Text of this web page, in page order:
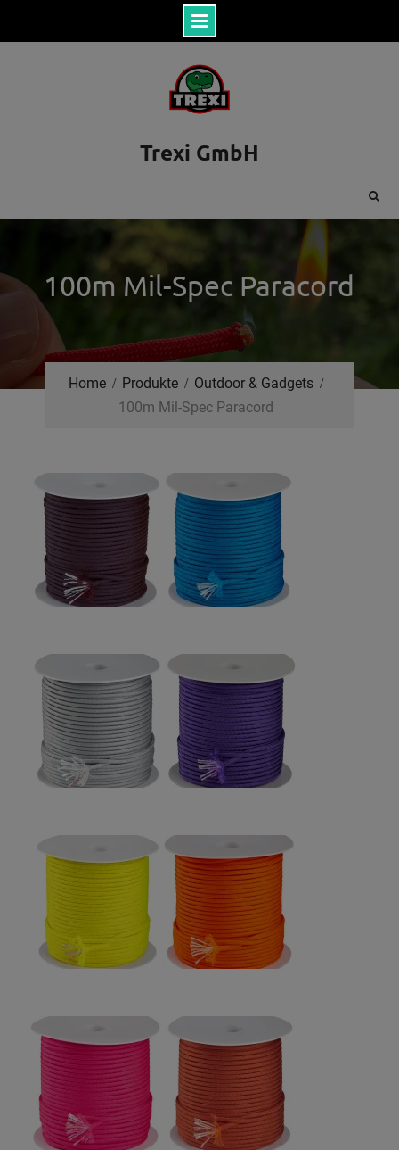
Trexi GmbH
100m Mil-Spec Paracord
Home Produkte
Outdoor & Gadgets
100m Mil-Spec Paracord